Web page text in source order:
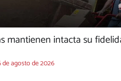
mantienen intacta su
de agosto de 2026